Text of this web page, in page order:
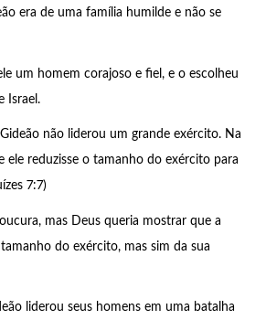
era de uma família humilde e não se
um homem corajoso e fiel, e o escolheu
Israel.
não liderou um grande exército. Na
ele reduzisse o tamanho do exército para
7:7)
mas Deus queria mostrar que a
do exército, mas sim da sua
liderou seus homens em uma batalha